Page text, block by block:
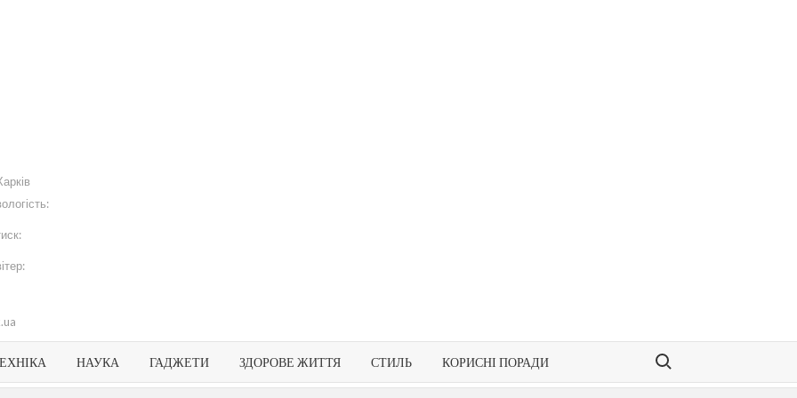
НАУКА ГАДЖЕТИ ЗДОРОВЕ ЖИТТЯ СТИЛЬ КОРИСНІ ПОРАДИ
Search for: